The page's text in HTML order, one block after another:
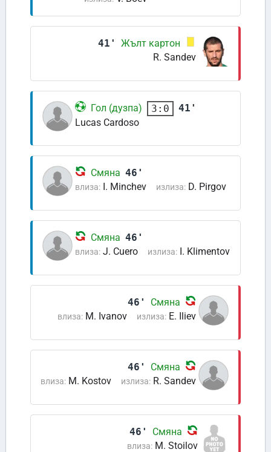
41'
Жълт картон
R. Sandev
Гол (дузпа) 3:0
41'
Lucas Cardoso
Смяна 46'
влиза: I. Minchev излиза: D. Pirgov
Смяна 46'
влиза: J. Cuero излиза: I. Klimentov
46' Смяна
влиза: M. Ivanov излиза: E. Iliev
46' Смяна
влиза: M. Kostov излиза: R. Sandev
46' Смяна
влиза: M. Stoilov